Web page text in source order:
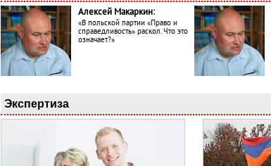
Алексей Макаркин:
«В польской партии «Право и
справедливость» раскол. Что это
означает?»
Экспертиза